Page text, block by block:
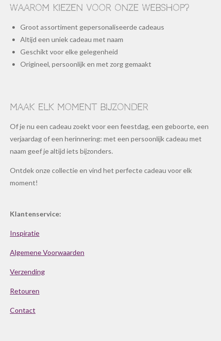
Waarom kiezen voor onze webshop?
Groot assortiment gepersonaliseerde cadeaus
Altijd een uniek cadeau met naam
Geschikt voor elke gelegenheid
Origineel, persoonlijk en met zorg gemaakt
Maak elk moment bijzonder
Of je nu een cadeau zoekt voor een feestdag, een geboorte, een
verjaardag of een herinnering: met een persoonlijk cadeau met
naam geef je altijd iets bijzonders.
Ontdek onze collectie en vind het perfecte cadeau voor elk
moment!
Klantenservice:
Inspiratie
Algemene Voorwaarden
Verzending
Retouren
Contact